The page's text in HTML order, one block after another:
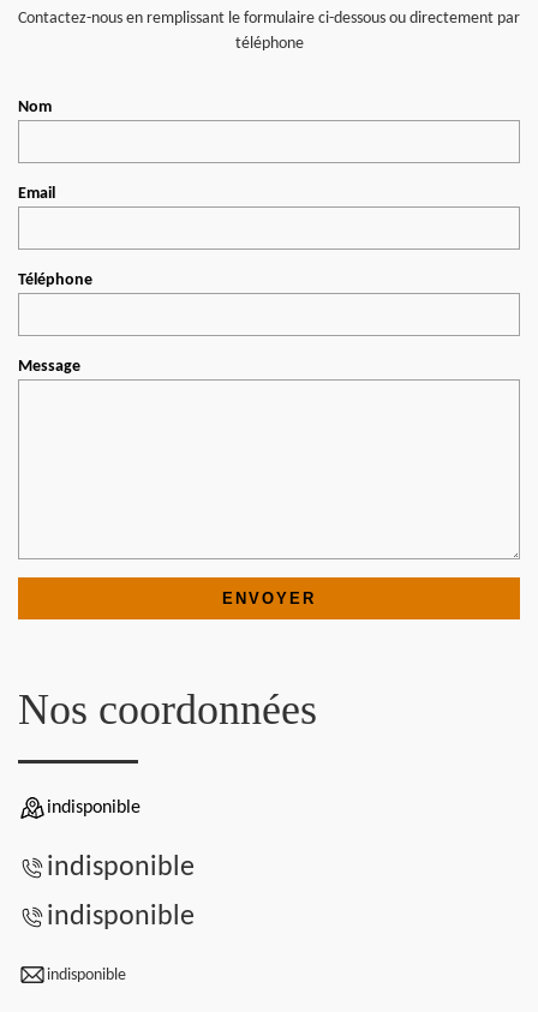
Contactez-nous en remplissant le formulaire ci-dessous ou directement par
téléphone
Nom
Email
Téléphone
Message
Nos coordonnées
indisponible
indisponible
indisponible
indisponible